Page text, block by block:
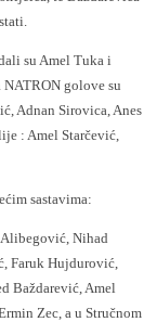
su Amel Tuka i
golove su
Adnan Sirovica, Anes
: Amel Starčević,
sastavima:
Nihad
Faruk Hujdurović,
Baždarević, Amel
Zec, a u Stručnom